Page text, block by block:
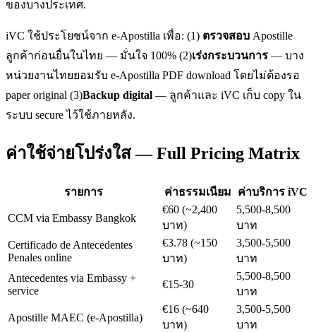
ของบางประเทศ.
iVC ใช้ประโยชน์จาก e-Apostilla เพื่อ: (1) ตรวจสอบ Apostille
ลูกค้าก่อนยื่นในไทย — มั่นใจ 100% (2)เร่งกระบวนการ — บาง
หน่วยงานไทยยอมรับ e-Apostilla PDF download โดยไม่ต้องรอ
paper original (3)Backup digital — ลูกค้าและ iVC เก็บ copy ใน
ระบบ secure ไว้ใช้ภายหลัง.
ค่าใช้จ่ายโปร่งใส — Full Pricing Matrix
รายการ ค่าธรรมเนียม ค่าบริการ iVC
CCM via Embassy Bangkok
€60 (~2,400
บาท)
5,500-8,500
บาท
Certificado de Antecedentes
Penales online
€3.78 (~150
บาท)
3,500-5,500
บาท
Antecedentes via Embassy +
service
€15-30
5,500-8,500
บาท
Apostille MAEC (e-Apostilla)
€16 (~640
บาท)
3,500-5,500
บาท